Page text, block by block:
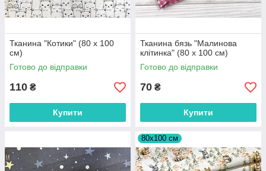
Тканина "Котики" (80 х 100
см)
Готово до відправки
110 ₴
Купити
Тканина бязь "Малинова
клітинка" (80 х 100 см)
Готово до відправки
70 ₴
Купити
80х100 см